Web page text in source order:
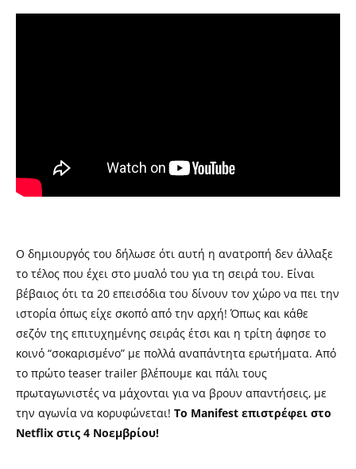
Ο δημιουργός του δήλωσε ότι αυτή η ανατροπή δεν άλλαξε
το τέλος που έχει στο μυαλό του για τη σειρά του. Είναι
βέβαιος ότι τα 20 επεισόδια του δίνουν τον χώρο να πει την
ιστορία όπως είχε σκοπό από την αρχή! Όπως και κάθε
σεζόν της επιτυχημένης σειράς έτσι και η τρίτη άφησε το
κοινό “σοκαρισμένο” με πολλά αναπάντητα ερωτήματα. Από
το πρώτο teaser trailer βλέπουμε και πάλι τους
πρωταγωνιστές να μάχονται για να βρουν απαντήσεις, με
την αγωνία να κορυφώνεται! Το Manifest επιστρέφει στο
Netflix στις 4 Νοεμβρίου!